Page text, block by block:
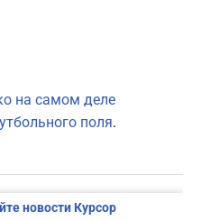
на самом деле
поля.
новости Курсор